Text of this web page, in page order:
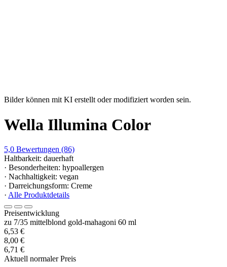
Bilder können mit KI erstellt oder modifiziert worden sein.
Wella Illumina Color
5,0 Bewertungen (86)
Haltbarkeit: dauerhaft
· Besonderheiten: hypoallergen
· Nachhaltigkeit: vegan
· Darreichungsform: Creme
· Alle Produktdetails
Preisentwicklung
zu 7/35 mittelblond gold-mahagoni 60 ml
6,53 €
8,00 €
6,71 €
Aktuell normaler Preis